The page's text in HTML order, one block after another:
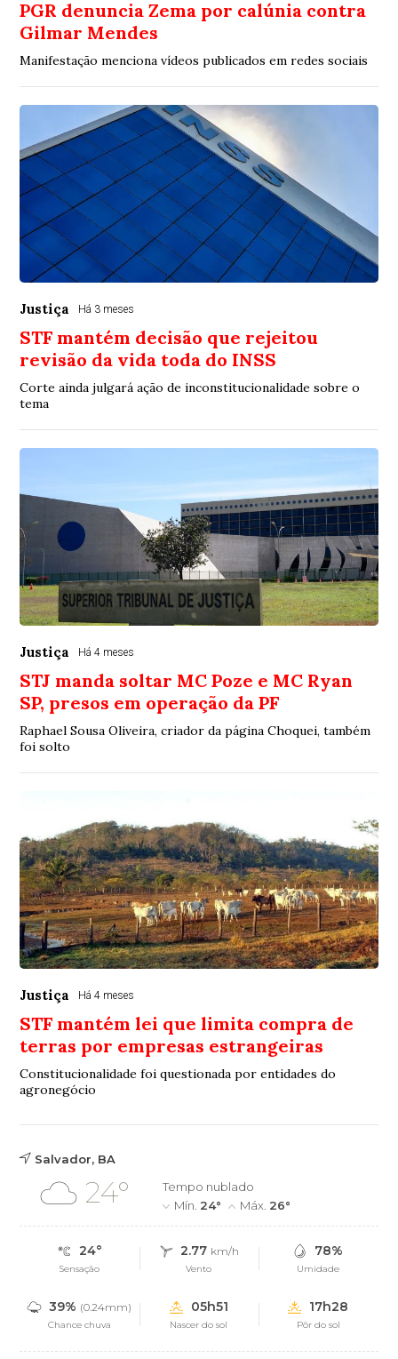
PGR denuncia Zema por calúnia contra
Gilmar Mendes
Manifestação menciona vídeos publicados em redes sociais
Justiça Há 3 meses
STF mantém decisão que rejeitou
revisão da vida toda do INSS
Corte ainda julgará ação de inconstitucionalidade sobre o
tema
Justiça Há 4 meses
STJ manda soltar MC Poze e MC Ryan
SP, presos em operação da PF
Raphael Sousa Oliveira, criador da página Choquei, também
foi solto
Justiça Há 4 meses
STF mantém lei que limita compra de
terras por empresas estrangeiras
Constitucionalidade foi questionada por entidades do
agronegócio
Salvador, BA
24°
Tempo nublado
Mín. 24° Máx. 26°
24°
Sensação
2.77 km/h
Vento
78%
Umidade
39% (0.24mm)
Chance chuva
05h51
Nascer do sol
17h28
Pôr do sol